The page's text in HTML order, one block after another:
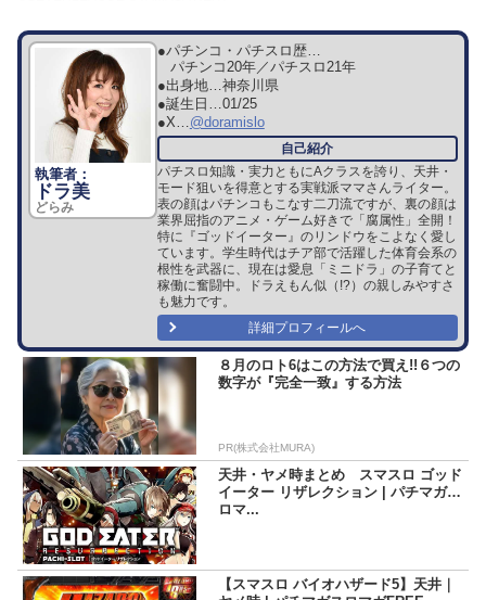
ドラ美
どらみ
●パチンコ・パチスロ歴…
パチンコ20年／パチスロ21年
●出身地… 神奈川県
●誕生日… 01/25
●X… @doramislo
パチスロ知識・実力ともにAクラスを誇り、天井・
モード狙いを得意とする実戦派ママさんライター。
表の顔はパチンコもこなす二刀流ですが、裏の顔は
業界屈指のアニメ・ゲーム好きで「腐属性」全開！
特に『ゴッドイーター』のリンドウをこよなく愛し
ています。学生時代はチア部で活躍した体育会系の
根性を武器に、現在は愛息「ミニドラ」の子育てと
稼働に奮闘中。ドラえもん似（!?）の親しみやすさ
も魅力です。
詳細プロフィールへ
８月のロト6はこの方法で買え!!６つの
数字が『完全一致』する方法
PR(株式会社MURA)
天井・ヤメ時まとめ スマスロ ゴッド
イーター リザレクション | パチマガス
ロマ...
【スマスロ バイオハザード5】天井｜